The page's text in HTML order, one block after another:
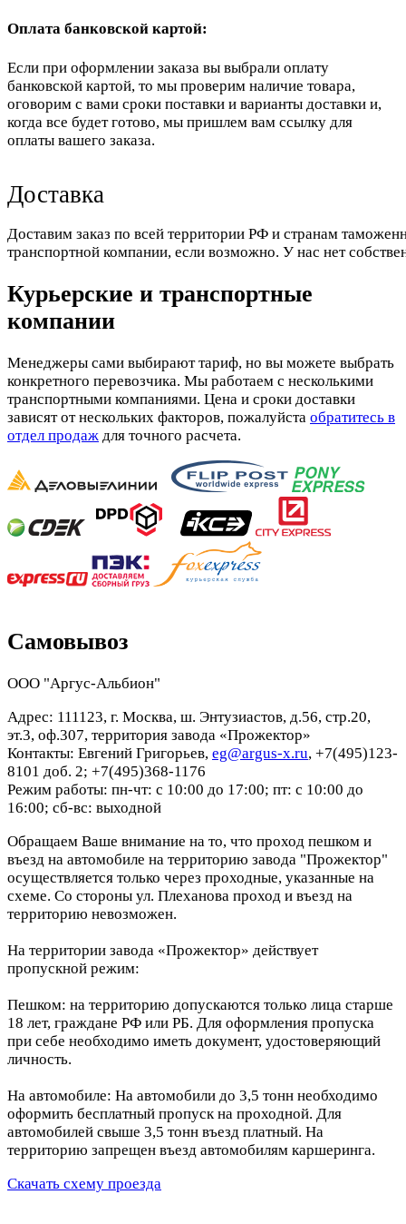
Оплата банковской картой:
Если при оформлении заказа вы выбрали оплату
банковской картой, то мы проверим наличие товара,
оговорим с вами сроки поставки и варианты доставки и,
когда все будет готово, мы пришлем вам ссылку для
оплаты вашего заказа.
Доставка
Доставим заказ по всей территории РФ и странам
транспортной компании, если возможно. У нас нет
Курьерские и транспортные
компании
Менеджеры сами выбирают тариф, но вы можете выбрать
конкретного перевозчика. Мы работаем с несколькими
транспортными компаниями. Цена и сроки доставки
зависят от нескольких факторов, пожалуйста обратитесь в
отдел продаж для точного расчета.
Самовывоз
ООО "Аргус-Альбион"
Адрес: 111123, г. Москва, ш. Энтузиастов, д.56, стр.20,
эт.3, оф.307, территория завода «Прожектор»
Контакты: Евгений Григорьев, eg@argus-x.ru, +7(495)123-
8101 доб. 2; +7(495)368-1176
Режим работы: пн-чт: с 10:00 до 17:00; пт: с 10:00 до
16:00; сб-вс: выходной
Обращаем Ваше внимание на то, что проход пешком и
въезд на автомобиле на территорию завода "Прожектор"
осуществляется только через проходные, указанные на
схеме. Со стороны ул. Плеханова проход и въезд на
территорию невозможен.
На территории завода «Прожектор» действует
пропускной режим:
Пешком: на территорию допускаются только лица старше
18 лет, граждане РФ или РБ. Для оформления пропуска
при себе необходимо иметь документ, удостоверяющий
личность.
На автомобиле: На автомобили до 3,5 тонн необходимо
оформить бесплатный пропуск на проходной. Для
автомобилей свыше 3,5 тонн въезд платный. На
территорию запрещен въезд автомобилям каршеринга.
Скачать схему проезда